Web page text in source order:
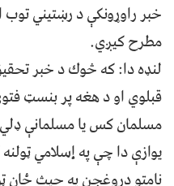
خبر راوړونکې د رښتيني
مطرح کيږي.
لنډه دا: که څوك د خبر
قبلوي او د هغه پر بنسټ
مسلمان کس يا مسلمانې ډلي
يوازې دا چې په إسلامي
نامتو دروغجن په حيث ځان